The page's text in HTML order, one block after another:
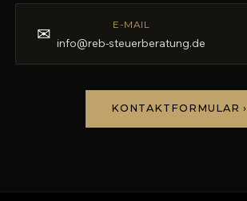
✉ E-MAIL
info@reb-steuerberatung.de
KONTAKTFORMULAR ›